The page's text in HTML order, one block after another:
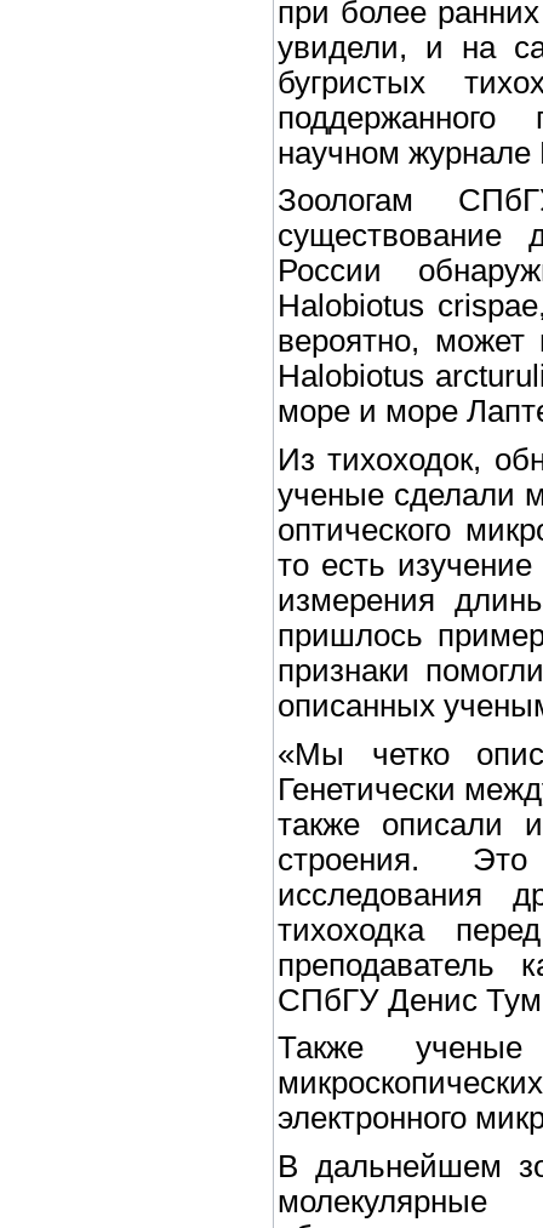
при более
увидели, и на
бугристых
научном журнале
Зоологам
существование
России
Halobiotus
вероятно,
Halobiotus
море и море
Из тихоходок,
ученые сделали
оптического
то есть
измерения
пришлось
признаки
описанных
«Мы четко
Генетически
также описали
строения.
исследования
тихоходка
преподаватель
СПбГУ Денис
Также
электронного
В дальнейшем